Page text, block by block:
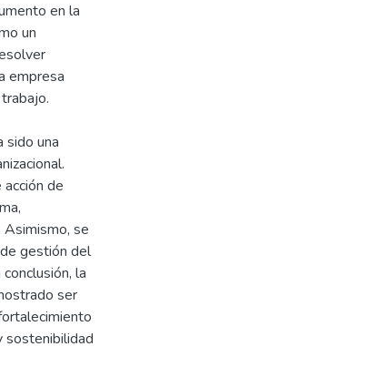
en la
un
empresa
sido una
de
se
gestión del
la
ser
sostenibilidad